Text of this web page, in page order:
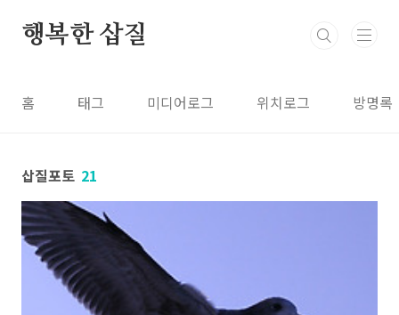
행복한 삽질
홈 태그 미디어로그 위치로그 방명록
삽질포토 21